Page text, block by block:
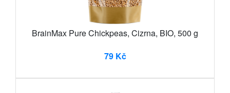
BrainMax Pure Chickpeas, Cizrna, BIO, 500 g
79 Kč